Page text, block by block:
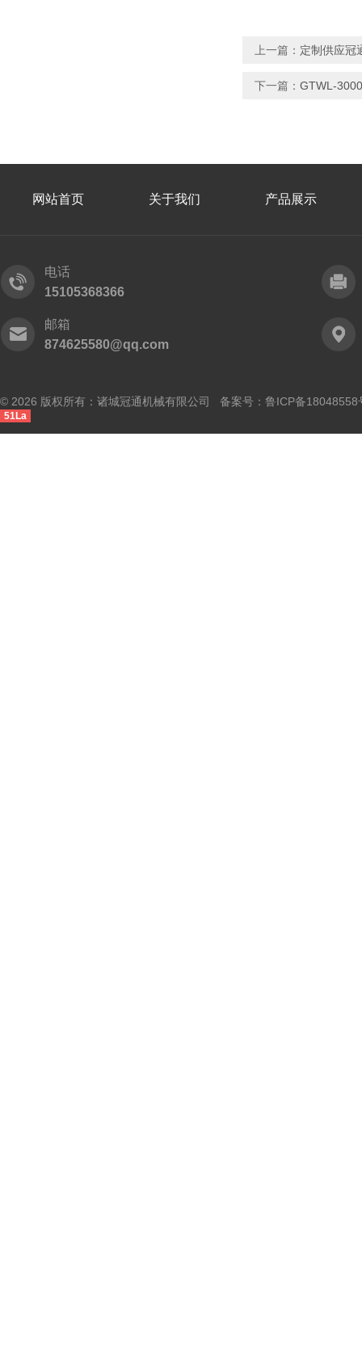
上一篇： 定制供应冠
下一篇： GTWL-
网站首页 关于我们 产品展示
电话
15105368366
邮箱
874625580@qq.com
© 2026 版权所有：诸城冠通机械有限公司 备案号： 鲁ICP备18048558
51La